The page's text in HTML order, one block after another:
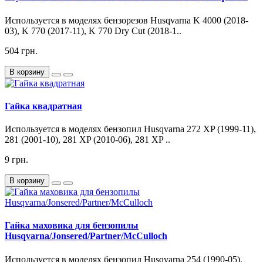
Используется в моделях бензорезов Husqvarna K 4000 (2018-
03), K 770 (2017-11), K 770 Dry Cut (2018-1..
504 грн.
В корзину
Гайка квадратная
Используется в моделях бензопил Husqvarna 272 XP (1999-11),
281 (2001-10), 281 XP (2010-06), 281 XP ..
9 грн.
В корзину
Гайка маховика для бензопилы
Husqvarna/Jonsered/Partner/McCulloch
Используется в моделях бензопил Husqvarna 254 (1990-05),